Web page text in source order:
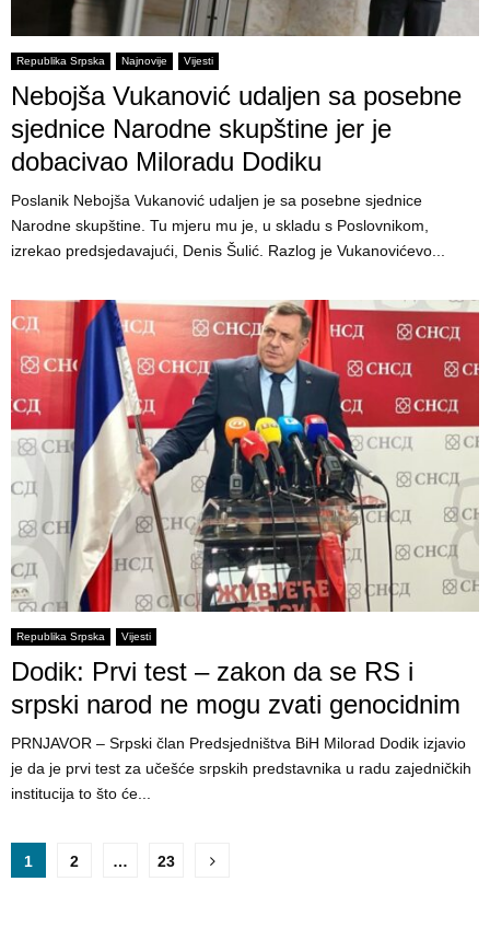
Republika Srpska Najnovije Vijesti
Nebojša Vukanović udaljen sa posebne
sjednice Narodne skupštine jer je
dobacivao Miloradu Dodiku
Poslanik Nebojša Vukanović udaljen je sa posebne sjednice
Narodne skupštine. Tu mjeru mu je, u skladu s Poslovnikom,
izrekao predsjedavajući, Denis Šulić. Razlog je Vukanovićevo...
Republika Srpska Vijesti
Dodik: Prvi test – zakon da se RS i
srpski narod ne mogu zvati genocidnim
PRNJAVOR – Srpski član Predsjedništva BiH Milorad Dodik izjavio
je da je prvi test za učešće srpskih predstavnika u radu zajedničkih
institucija to što će...
P
1 2 … 23